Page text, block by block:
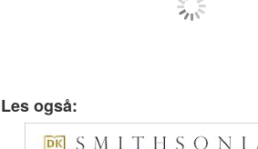
Les også: